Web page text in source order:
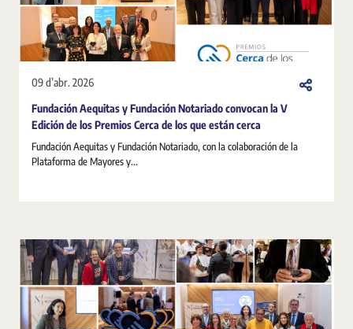
09 d’abr. 2026
Fundación Aequitas y Fundación Notariado convocan la V
Edición de los Premios Cerca de los que están cerca
Fundación Aequitas y Fundación Notariado, con la colaboración de la
Plataforma de Mayores y...